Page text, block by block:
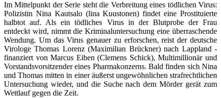
Im Mittelpunkt der Serie steht die Verbreitung eines tödlichen Virus:
Polizistin Nina Kautsalo (lina Kuustonen) findet eine Prostituierte
halbtot auf. Als ein tödliches Virus in der Blutprobe der Frau
entdeckt wird, nimmt die Kriminaluntersuchung eine überraschende
Wendung. Um das Virus genauer zu erforschen, reist der deutsche
Virologe Thomas Lorenz (Maximilian Brückner) nach Lappland -
finanziert von Marcus Eiben (Clemens Schick), Multimillionär und
Vorstandsvorsitzender eines Pharmakonzerns. Bald finden sich Nina
und Thomas mitten in einer äußerst ungewöhnlichen strafrechtlichen
Untersuchung wieder, und die Suche nach dem Mörder gerät zum
Wettlauf gegen die Zeit.